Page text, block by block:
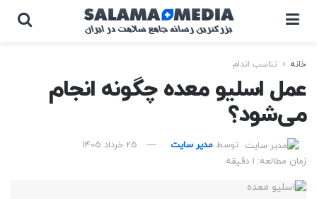
خانه تناسب اندام
عمل اسلیو معده چگونه انجام
می‌شود؟
توسط مدیر سایت
25 خرداد 1405
زمان مطالعه: 1 دقیقه